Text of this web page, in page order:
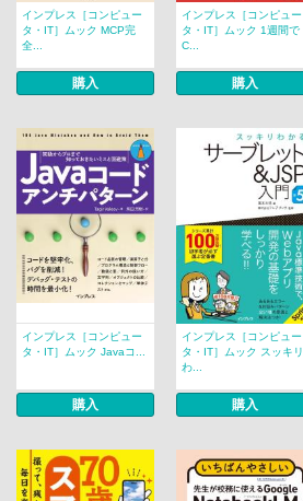
インプレス［コンピュー
タ・IT］ムック MCP完
全...
購入
インプレス［コンピュー
タ・IT］ムック 1週間で
C...
購入
インプレス［コンピュー
タ・IT］ムック Javaコ...
購入
インプレス［コンピュー
タ・IT］ムック スッキリ
わ...
購入